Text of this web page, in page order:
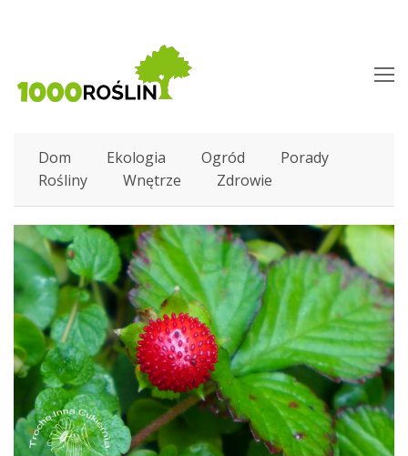
Dom Ekologia Ogród
Porady
Rośliny
Wnętrze Zdrowie